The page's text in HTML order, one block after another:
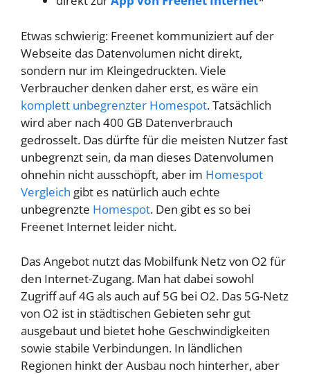
Etwas schwierig: Freenet kommuniziert auf der
Webseite das Datenvolumen nicht direkt,
sondern nur im Kleingedruckten. Viele
Verbraucher denken daher erst, es wäre ein
komplett unbegrenzter Homespot. Tatsächlich
wird aber nach 400 GB Datenverbrauch
gedrosselt. Das dürfte für die meisten Nutzer fast
unbegrenzt sein, da man dieses Datenvolumen
ohnehin nicht ausschöpft, aber im Homespot
Vergleich gibt es natürlich auch echte
unbegrenzte Homespot. Den gibt es so bei
Freenet Internet leider nicht.
Das Angebot nutzt das Mobilfunk Netz von O2 für
den Internet-Zugang. Man hat dabei sowohl
Zugriff auf 4G als auch auf 5G bei O2. Das 5G-Netz
von O2 ist in städtischen Gebieten sehr gut
ausgebaut und bietet hohe Geschwindigkeiten
sowie stabile Verbindungen. In ländlichen
Regionen hinkt der Ausbau noch hinterher, aber